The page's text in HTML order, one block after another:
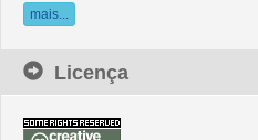
mais...
Licença